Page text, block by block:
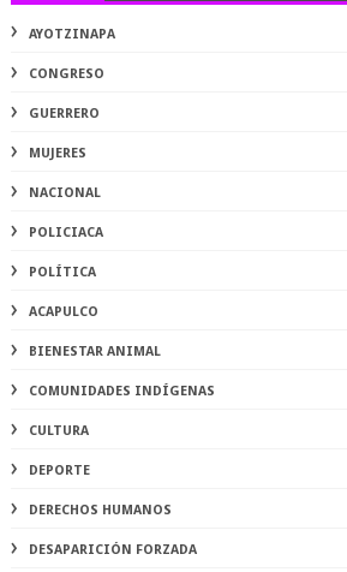
AYOTZINAPA
CONGRESO
GUERRERO
MUJERES
NACIONAL
POLICIACA
POLÍTICA
ACAPULCO
BIENESTAR ANIMAL
COMUNIDADES INDÍGENAS
CULTURA
DEPORTE
DERECHOS HUMANOS
DESAPARICIÓN FORZADA